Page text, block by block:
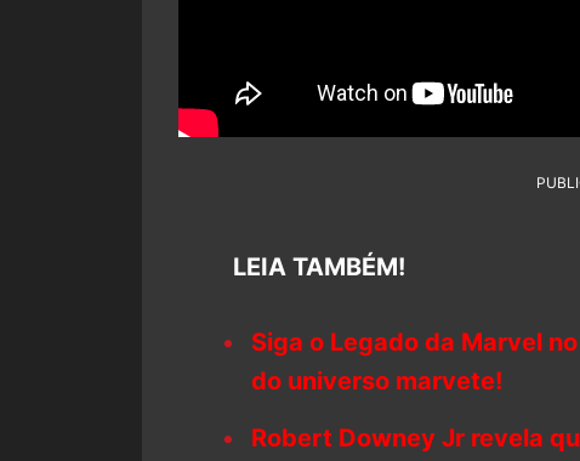
LEIA TAMBÉM!
Siga o Legado da Marvel
do universo marvete!
Robert Downey Jr revela